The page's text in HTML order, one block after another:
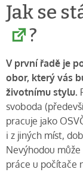
Jak se
?
V první řadě je
obor, který vás
životnímu stylu.
svoboda
pracuje jako
i z jiných míst,
Nevýhodou
práce u počítače